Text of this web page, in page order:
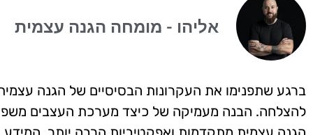
אליהו - מומחה הגנה עצמית
ברגע שתפנימו את העקרונות הבסיסיים של הגנה
להצלחה. הבנה מעמיקה של כיצד מערכת העצבים